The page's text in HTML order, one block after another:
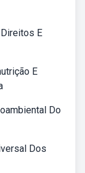
E
E
Do
Dos